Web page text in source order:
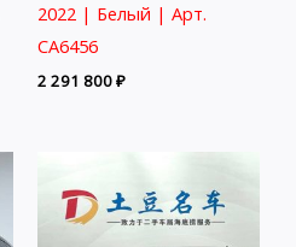
2022 | Белый | Арт.
CA6456
2 291 800₽